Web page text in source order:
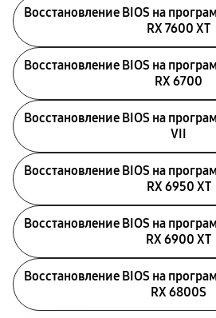
Восстановление BIOS на
RX 7600 XT
Восстановление BIOS на
RX 6700
Восстановление BIOS на
VII
Восстановление BIOS на
RX 6950 XT
Восстановление BIOS на
RX 6900 XT
Восстановление BIOS на
RX 6800S